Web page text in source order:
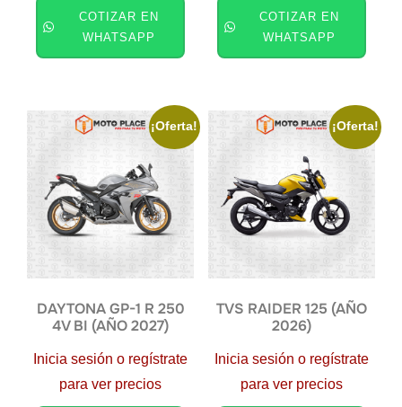
COTIZAR EN
WHATSAPP
COTIZAR EN
WHATSAPP
¡Oferta!
DAYTONA GP-1 R 250
4V BI (AÑO 2027)
Inicia sesión o regístrate
para ver precios
¡Oferta!
TVS RAIDER 125 (AÑO
2026)
Inicia sesión o regístrate
para ver precios